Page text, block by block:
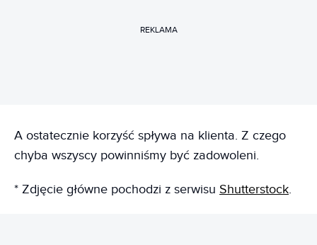
REKLAMA
A ostatecznie korzyść spływa na klienta. Z czego
chyba wszyscy powinniśmy być zadowoleni.
* Zdjęcie główne pochodzi z serwisu Shutterstock.